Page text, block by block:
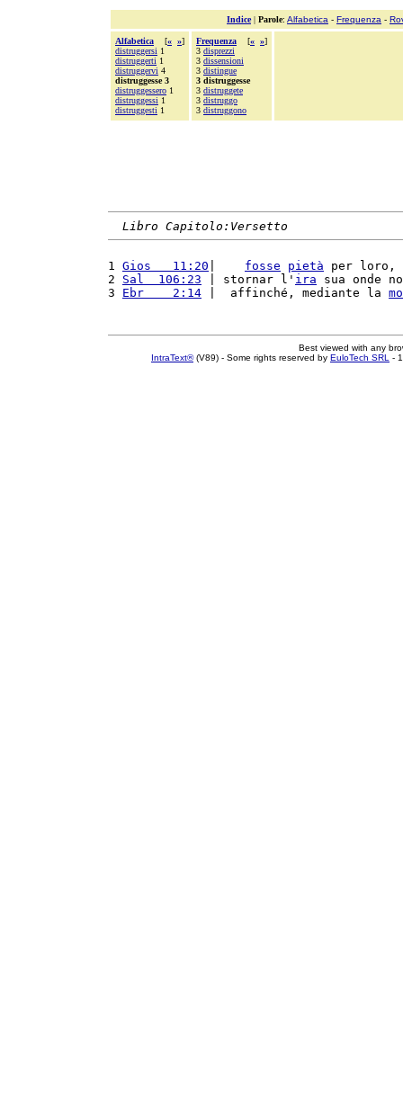
Indice| Parole: Alfabetica - Frequenza -
Alfabetica [« »]
distruggersi 1
distruggerti 1
distruggervi 4
distruggesse 3
distruggessero 1
distruggessi 1
distruggesti 1
Frequenza [« »]
3 disprezzi
3 dissensioni
3 distingue
3 distruggesse
3 distruggete
3 distruggo
3 distruggono
Libro Capitolo:Versetto
1 Gios   11:20 fosse pietà per
2 Sal  106:23 | stornar l' ira sua onde
3 Ebr    2:14 |  affinché, mediante la
Best viewed with any
IntraText®(V89) - Some rights reserved by EuloTech SRL -